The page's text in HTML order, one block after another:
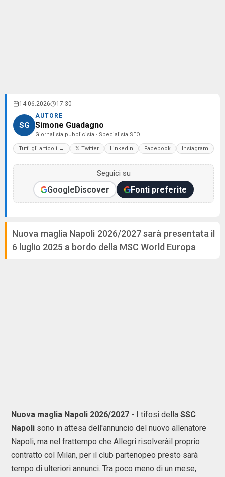
14.06.2026 17:30
SG
AUTORE
Simone Guadagno
Giornalista pubblicista · Specialista SEO
Tutti gli articoli → 𝕏 Twitter LinkedIn Facebook Instagram
Seguici su
GoogleDiscover Fonti preferite
Nuova maglia Napoli 2026/2027 sarà presentata il
6 luglio 2025 a bordo della MSC World Europa
Nuova maglia Napoli 2026/2027 - I tifosi della SSC
Napoli sono in attesa dell'annuncio del nuovo allenatore
Napoli, ma nel frattempo che Allegri risolveràil proprio
contratto col Milan, per il club partenopeo presto sarà
tempo di ulteriori annunci. Tra poco meno di un mese,